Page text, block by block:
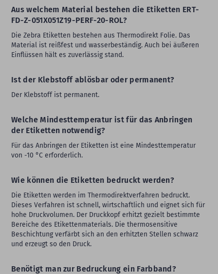
Aus welchem Material bestehen die Etiketten ERT-
FD-Z-051X051Z19-PERF-20-ROL?
Die Zebra Etiketten bestehen aus Thermodirekt Folie. Das
Material ist reißfest und wasserbeständig. Auch bei äußeren
Einflüssen hält es zuverlässig stand.
Ist der Klebstoff ablösbar oder permanent?
Der Klebstoff ist permanent.
Welche Mindesttemperatur ist für das Anbringen
der Etiketten notwendig?
Für das Anbringen der Etiketten ist eine Mindesttemperatur
von -10 °C erforderlich.
Wie können die Etiketten bedruckt werden?
Die Etiketten werden im Thermodirektverfahren bedruckt.
Dieses Verfahren ist schnell, wirtschaftlich und eignet sich für
hohe Druckvolumen. Der Druckkopf erhitzt gezielt bestimmte
Bereiche des Etikettenmaterials. Die thermosensitive
Beschichtung verfärbt sich an den erhitzten Stellen schwarz
und erzeugt so den Druck.
Benötigt man zur Bedruckung ein Farbband?